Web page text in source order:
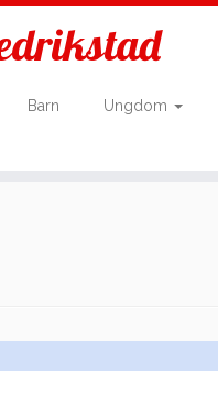
Barn Ungdom